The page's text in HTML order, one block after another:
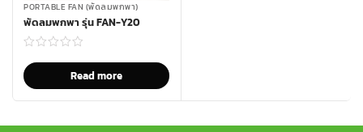
PORTABLE FAN (พัดลมพกพา)
พัดลมพกพา รุ่น FAN-Y20
Read more